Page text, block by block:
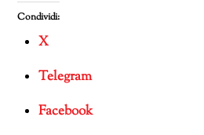
Condividi:
X
Telegram
Facebook